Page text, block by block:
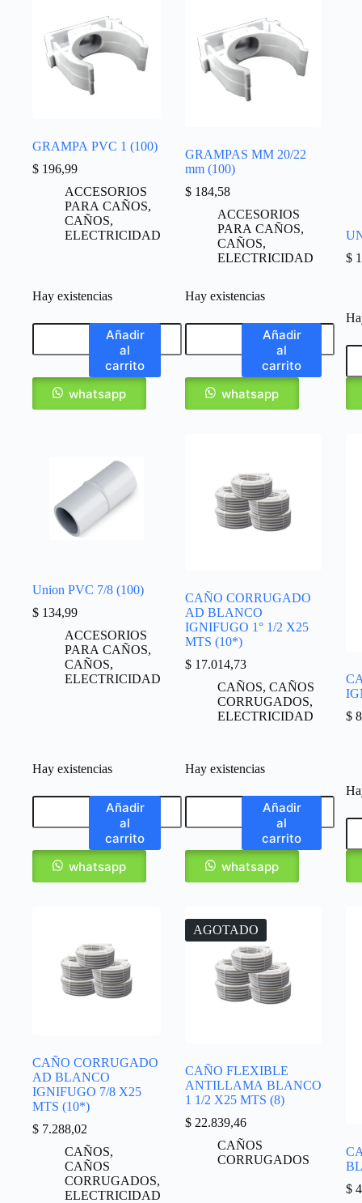
GRAMPA PVC 1 (100)
$ 196,99
ACCESORIOS
PARA CAÑOS,
CAÑOS,
ELECTRICIDAD
Hay existencias
Añadir
al
carrito
whatsapp
GRAMPAS MM 20/22
mm (100)
$ 184,58
ACCESORIOS
PARA CAÑOS,
CAÑOS,
ELECTRICIDAD
Hay existencias
Añadir
al
carrito
whatsapp
$
Union PVC 7/8 (100)
$ 134,99
ACCESORIOS
PARA CAÑOS,
CAÑOS,
ELECTRICIDAD
Hay existencias
Añadir
al
carrito
whatsapp
CAÑO CORRUGADO
AD BLANCO
IGNIFUGO 1° 1/2 X25
MTS (10*)
$ 17.014,73
CAÑOS, CAÑOS
CORRUGADOS,
ELECTRICIDAD
Hay existencias
Añadir
al
carrito
whatsapp
$
CAÑO CORRUGADO
AD BLANCO
IGNIFUGO 7/8 X25
MTS (10*)
$ 7.288,02
CAÑOS,
CAÑOS
CORRUGADOS,
ELECTRICIDAD
AGOTADO
CAÑO FLEXIBLE
ANTILLAMA BLANCO
1 1/2 X25 MTS (8)
$ 22.839,46
CAÑOS
CORRUGADOS
$